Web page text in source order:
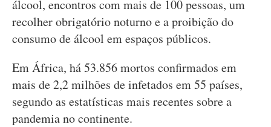
álcool, encontros com mais de 100 pessoas, um
recolher obrigatório noturno e a proibição do
consumo de álcool em espaços públicos.
Em África, há 53.856 mortos confirmados em
mais de 2,2 milhões de infetados em 55 países,
segundo as estatísticas mais recentes sobre a
pandemia no continente.